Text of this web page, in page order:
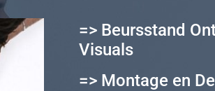
=> Beursstand
Visuals
=> Montage en